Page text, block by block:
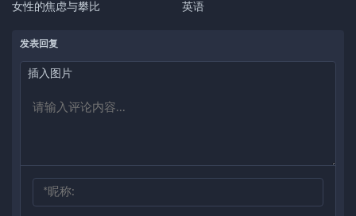
女性的焦虑与攀比
英语
发表回复
插入图片